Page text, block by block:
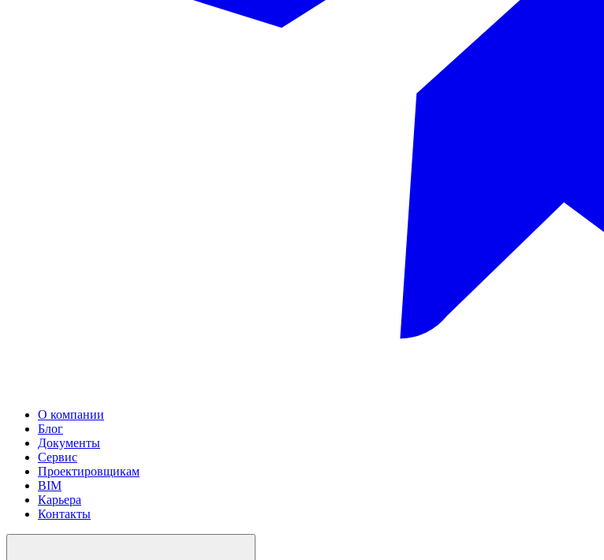
О компании
Блог
Документы
Сервис
Проектировщикам
BIM
Карьера
Контакты